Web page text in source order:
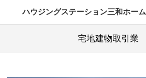
ハウジングステーション三和ホーム
宅地建物取引業